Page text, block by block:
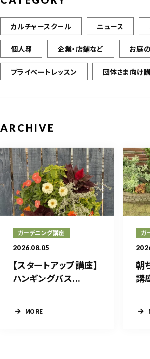
カルチャースクール ニュース
個人邸 企業・店舗など お庭
プライベートレッスン 団体さま向け
ARCHIVE
ガーデニング講座
2026.08.05
【スタートアップ講座】
ハンギングバス...
MORE
ガ
朝
講